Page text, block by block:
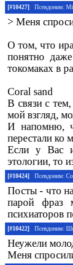
[#10427] Псевдоним:
> Меня
О том, что
понятно
токомаках в
Coral sand
В связи с
мой взгляд,
И напомню,
перестали ко
Если у Вас
этологии, то
[#10424] Псевдоним:
Посты - что
парой фраз
психиаторов
[#10422] Псевдоним:
Неужели
Меня